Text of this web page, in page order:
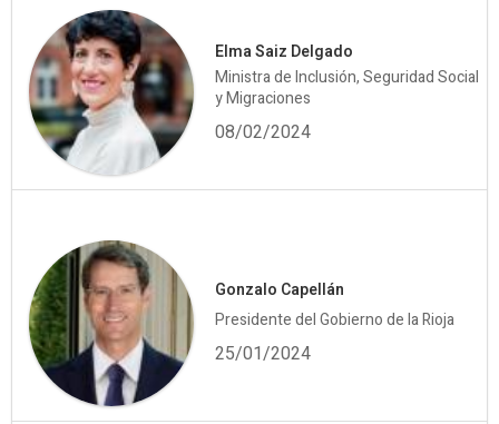
Elma Saiz Delgado
Ministra de Inclusión, Seguridad Social
y Migraciones
08/02/2024
Gonzalo Capellán
Presidente del Gobierno de la Rioja
25/01/2024